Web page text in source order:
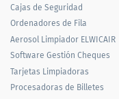
Cajas de Seguridad
Ordenadores de Fila
Aerosol Limpiador ELWICAIR
Software Gestión Cheques
Tarjetas Limpiadoras
Procesadoras de Billetes